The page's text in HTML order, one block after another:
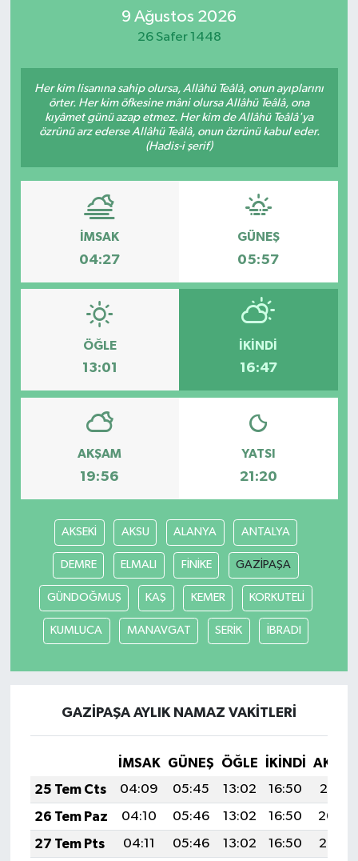
9 Ağustos 2026
26 Safer 1448
Her kim lisanına sahip olursa, Allâhü Teâlâ, onun ayıplarını
örter. Her kim öfkesine mâni olursa Allâhü Teâlâ, ona
kıyâmet günü azap etmez. Her kim de Allâhü Teâlâ'ya
özrünü arz ederse Allâhü Teâlâ, onun özrünü kabul eder.
(Hadis-i şerif)
İMSAK
04:27
GÜNEŞ
05:57
ÖĞLE
13:01
İKINDI
16:47
AKŞAM
19:56
YATSI
21:20
AKSEKİ AKSU ALANYA ANTALYA
DEMRE ELMALI FİNİKE GAZİPAŞA
GÜNDOĞMUŞ KAŞ KEMER KORKUTELİ
KUMLUCA MANAVGAT SERİK İBRADI
GAZİPAŞA AYLIK NAMAZ VAKITLERI
İMSAK GÜNEŞ ÖĞLE İKINDI
25 Tem Cts
04:09 05:45 13:02 16:50
20:10
26 Tem Paz
04:10 05:46 13:02 16:50
20:09
27 Tem Pts
04:11 05:46 13:02 16:50
20:08